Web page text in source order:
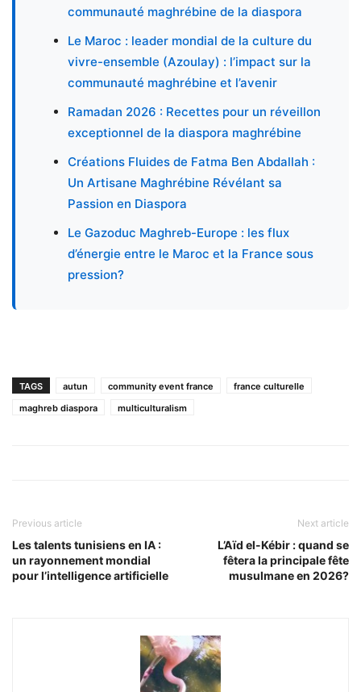
communauté maghrébine de la diaspora
Le Maroc : leader mondial de la culture du
vivre-ensemble (Azoulay) : l’impact sur la
communauté maghrébine et l’avenir
Ramadan 2026 : Recettes pour un réveillon
exceptionnel de la diaspora maghrébine
Créations Fluides de Fatma Ben Abdallah :
Un Artisane Maghrébine Révélant sa
Passion en Diaspora
Le Gazoduc Maghreb-Europe : les flux
d’énergie entre le Maroc et la France sous
pression?
TAGS autun community event france
france culturelle
maghreb diaspora
multiculturalism
Previous article
Les talents tunisiens en IA :
un rayonnement mondial
pour l’intelligence artificielle
Next article
L’Aïd el-Kébir : quand se
fêtera la principale fête
musulmane en 2026?